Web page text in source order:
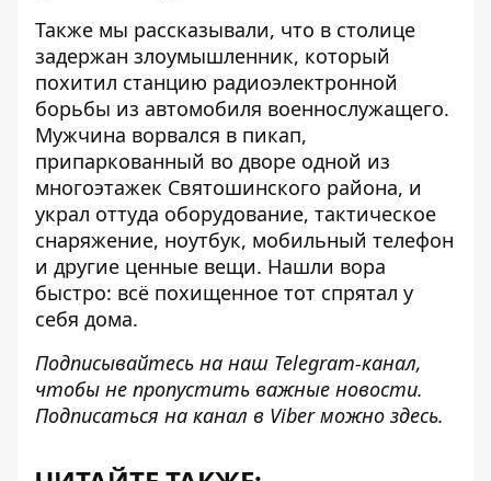
Также мы рассказывали, что в столице
задержан злоумышленник, который
похитил станцию ​​радиоэлектронной
борьбы из автомобиля военнослужащего.
Мужчина ворвался в пикап,
припаркованный во дворе одной из
многоэтажек Святошинского района, и
украл оттуда оборудование, тактическое
снаряжение, ноутбук, мобильный телефон
и другие ценные вещи. Нашли вора
быстро: всё похищенное тот спрятал у
себя дома.
Подписывайтесь на наш Telegram-канал,
чтобы не пропустить важные новости.
Подписаться на канал в Viber можно здесь.